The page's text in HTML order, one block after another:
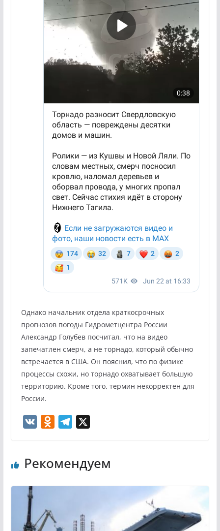
Однако начальник отдела краткосрочных
прогнозов погоды Гидрометцентра России
Александр Голубев посчитал, что на видео
запечатлен смерч, а не торнадо, который обычно
встречается в США. Он пояснил, что по физике
процессы схожи, но торнадо охватывает большую
территорию. Кроме того, термин некорректен для
России.
o
s
e
m
Рекомендуем